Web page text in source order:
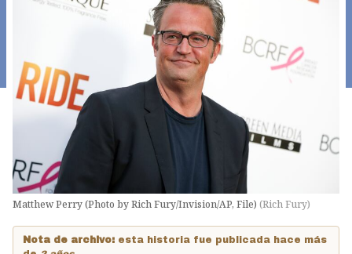
Matthew Perry (Photo by Rich Fury/Invision/AP, File) (Rich Fury)
Nota de archivo: esta historia fue publicada hace más